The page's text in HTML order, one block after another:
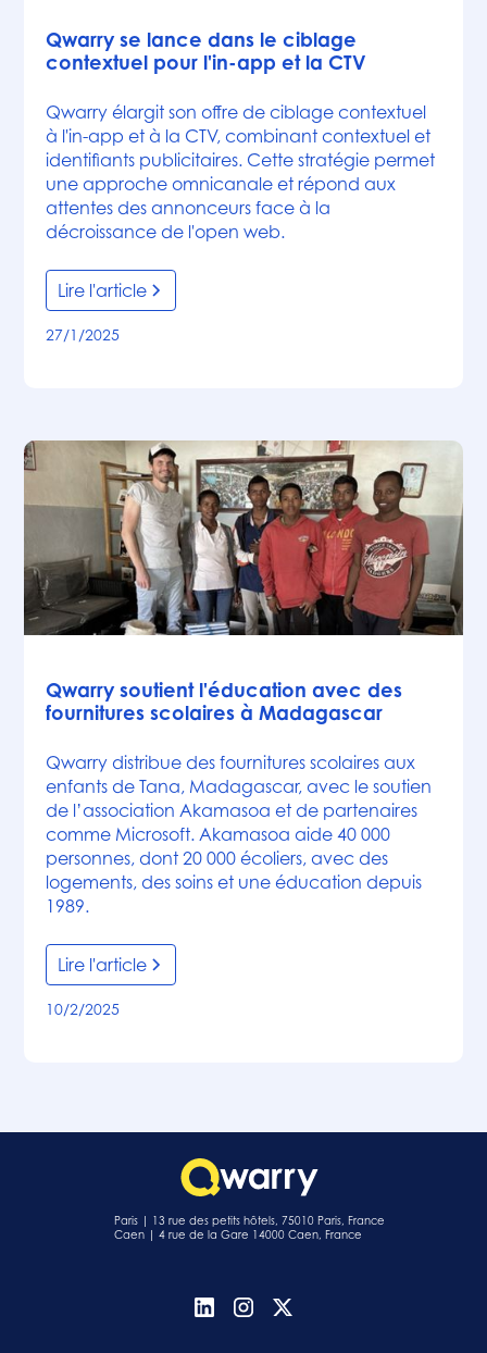
Qwarry se lance dans le ciblage
contextuel pour l'in-app et la CTV
Qwarry élargit son offre de ciblage contextuel
à l'in-app et à la CTV, combinant contextuel et
identifiants publicitaires. Cette stratégie permet
une approche omnicanale et répond aux
attentes des annonceurs face à la
décroissance de l'open web.
Lire l'article
27/1/2025
Qwarry soutient l'éducation avec des
fournitures scolaires à Madagascar
Qwarry distribue des fournitures scolaires aux
enfants de Tana, Madagascar, avec le soutien
de l’association Akamasoa et de partenaires
comme Microsoft. Akamasoa aide 40 000
personnes, dont 20 000 écoliers, avec des
logements, des soins et une éducation depuis
1989.
Lire l'article
10/2/2025
Paris | 13 rue des petits hôtels, 75010 Paris, France
Caen | 4 rue de la Gare 14000 Caen, France